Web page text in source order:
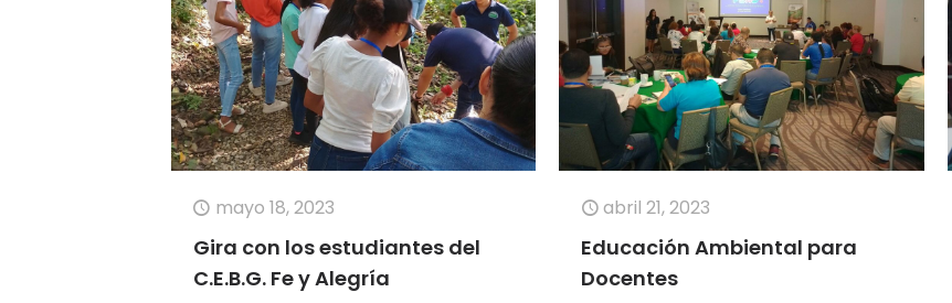
mayo 18, 2023
Gira con los estudiantes del
C.E.B.G. Fe y Alegría
abril 21, 2023
Educación Ambiental para
Docentes